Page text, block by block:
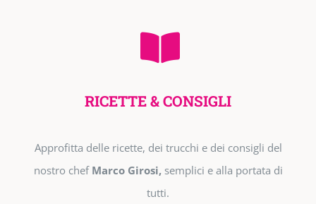
RICETTE & CONSIGLI
Approfitta delle ricette, dei trucchi e dei consigli del
nostro chef Marco Girosi,semplici e alla portata di
tutti.